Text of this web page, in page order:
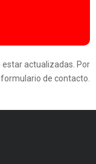
estar actualizadas. Por
de contacto.